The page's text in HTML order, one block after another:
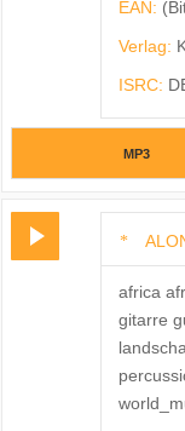
EAN:
Verlag:
ISRC:
MP3
africa
gitarre